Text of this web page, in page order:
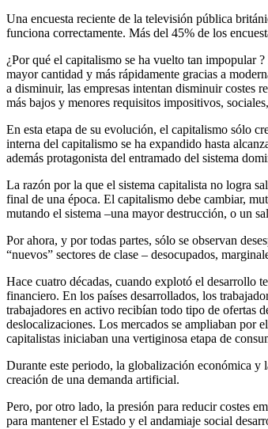
Una encuesta reciente de la televisión pública
funciona correctamente. Más del 45% de los
¿Por qué el capitalismo se ha vuelto tan impopular
mayor cantidad y más rápidamente gracias a
a disminuir, las empresas intentan disminuir costes
más bajos y menores requisitos impositivos,
En esta etapa de su evolución, el capitalismo sólo
interna del capitalismo se ha expandido hasta
además protagonista del entramado del sistema
La razón por la que el sistema capitalista no logra
final de una época. El capitalismo debe cambiar,
mutando el sistema –una mayor destrucción, o un
Por ahora, y por todas partes, sólo se observan
“nuevos” sectores de clase – desocupados,
Hace cuatro décadas, cuando explotó el
financiero. En los países desarrollados, los
trabajadores en activo recibían todo tipo de ofertas
deslocalizaciones. Los mercados se ampliaban por
capitalistas iniciaban una vertiginosa etapa de
Durante este periodo, la globalización económica y
creación de una demanda artificial.
Pero, por otro lado, la presión para reducir costes
para mantener el Estado y el andamiaje social